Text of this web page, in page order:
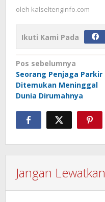
oleh kalseltenginfo.com
Ikuti Kami Pada
Navigasi
pos
Pos sebelumnya
Seorang Penjaga Parkir
Ditemukan Meninggal
Dunia Dirumahnya
Jangan Lewatkan